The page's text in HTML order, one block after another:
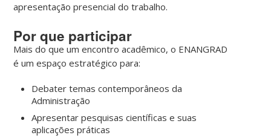
apresentação presencial do trabalho.
Por que participar
Mais do que um encontro acadêmico, o ENANGRAD
é um espaço estratégico para:
Debater temas contemporâneos da
Administração
Apresentar pesquisas científicas e suas
aplicações práticas